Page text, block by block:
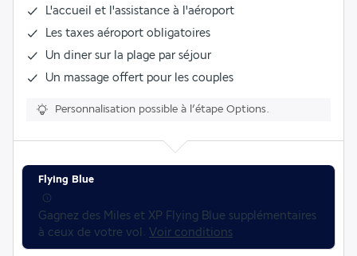
L'accueil et l'assistance à l'aéroport
Les taxes aéroport obligatoires
Un diner sur la plage par séjour
Un massage offert pour les couples
Personnalisation possible à l’étape Options.
Flying Blue
Gagnez des Miles et XP Flying Blue supplémentaires
à ceux de votre vol. Voir conditions